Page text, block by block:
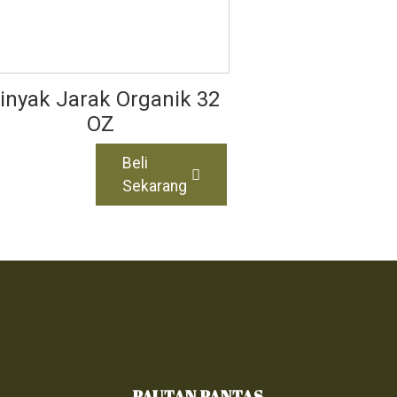
Jarak Organik 32
OZ
Beli
Sekarang